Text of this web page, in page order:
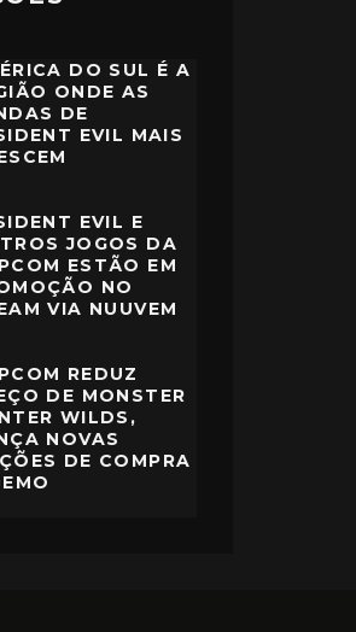
DO SUL É A
ONDE AS
DE
EVIL MAIS
EVIL E
JOGOS DA
ESTÃO EM
NO
VIA NUUVEM
REDUZ
DE MONSTER
WILDS,
NOVAS
DE COMPRA